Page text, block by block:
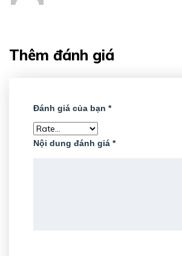
Thêm đánh giá
Đánh giá của bạn *
Nội dung đánh giá *